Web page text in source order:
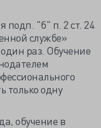
подп. "б" п. 2 ст. 24
службе»
раз. Обучение
только одну
обучение в